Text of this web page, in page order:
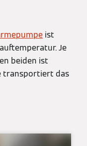
ist
Je
beiden ist
transportiert das